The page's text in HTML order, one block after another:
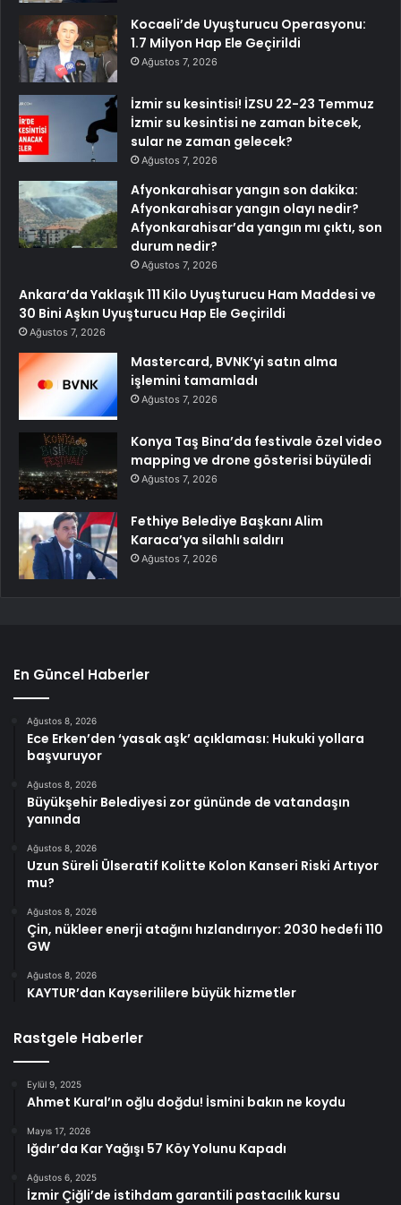
Kocaeli’de Uyuşturucu Operasyonu:
1.7 Milyon Hap Ele Geçirildi
Ağustos 7, 2026
İzmir su kesintisi! İZSU 22-23 Temmuz
İzmir su kesintisi ne zaman bitecek,
sular ne zaman gelecek?
Ağustos 7, 2026
Afyonkarahisar yangın son dakika:
Afyonkarahisar yangın olayı nedir?
Afyonkarahisar’da yangın mı çıktı, son
durum nedir?
Ağustos 7, 2026
Ankara’da Yaklaşık 111 Kilo Uyuşturucu Ham Maddesi ve
30 Bini Aşkın Uyuşturucu Hap Ele Geçirildi
Ağustos 7, 2026
Mastercard, BVNK’yi satın alma
işlemini tamamladı
Ağustos 7, 2026
Konya Taş Bina’da festivale özel video
mapping ve drone gösterisi büyüledi
Ağustos 7, 2026
Fethiye Belediye Başkanı Alim
Karaca’ya silahlı saldırı
Ağustos 7, 2026
En Güncel Haberler
Ağustos 8, 2026
Ece Erken’den ‘yasak aşk’ açıklaması: Hukuki yollara
başvuruyor
Ağustos 8, 2026
Büyükşehir Belediyesi zor gününde de vatandaşın
yanında
Ağustos 8, 2026
Uzun Süreli Ülseratif Kolitte Kolon Kanseri Riski Artıyor
mu?
Ağustos 8, 2026
Çin, nükleer enerji atağını hızlandırıyor: 2030 hedefi 110
GW
Ağustos 8, 2026
KAYTUR’dan Kayserililere büyük hizmetler
Rastgele Haberler
Eylül 9, 2025
Ahmet Kural’ın oğlu doğdu! İsmini bakın ne koydu
Mayıs 17, 2026
Iğdır’da Kar Yağışı 57 Köy Yolunu Kapadı
Ağustos 6, 2025
İzmir Çiğli’de istihdam garantili pastacılık kursu